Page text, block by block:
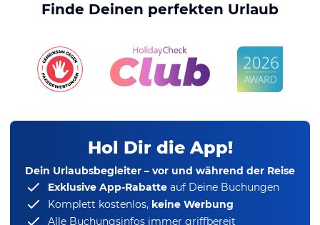
Finde Deinen perfekten Urlaub
Hol Dir die App!
Dein Urlaubsbegleiter – vor und während der Reise
Exklusive App-Rabatte auf Deine Buchungen
Komplett kostenlos, keine Werbung
Alle Buchungsinfos immer griffbereit